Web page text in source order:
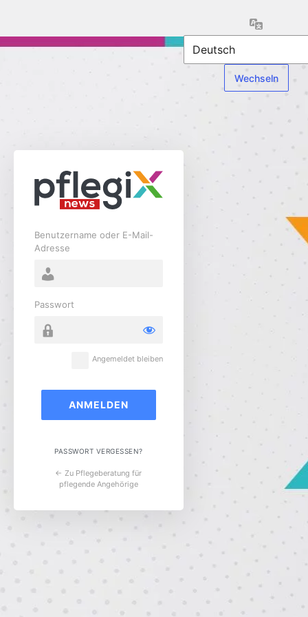
Benutzername oder E-Mail-
Adresse
Passwort
Angemeldet bleiben
PASSWORT VERGESSEN?
← Zu Pflegeberatung für
pflegende Angehörige
Sprache